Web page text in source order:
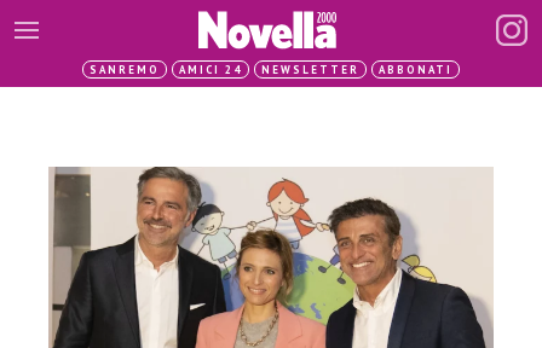
SANREMO AMICI 24 NEWSLETTER ABBONATI